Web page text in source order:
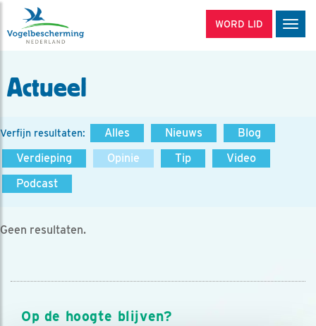
WORD LID
Actueel
Verfijn resultaten: Alles Nieuws
Blog
Verdieping
Opinie Tip
Video
Podcast
Geen resultaten.
Op de hoogte blijven?